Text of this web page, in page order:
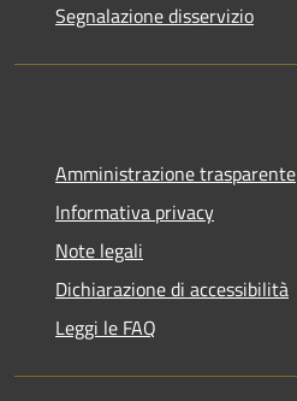
Segnalazione disservizio
Amministrazione trasparente
Informativa privacy
Note legali
Dichiarazione di accessibilità
Leggi le FAQ